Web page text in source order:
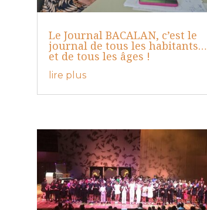
Le Journal BACALAN, c’est le
journal de tous les habitants…
et de tous les âges !
lire plus